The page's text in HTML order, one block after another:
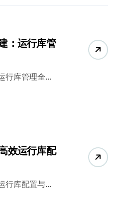
：运行库管
行库管理全…
效运行库配
行库配置与…